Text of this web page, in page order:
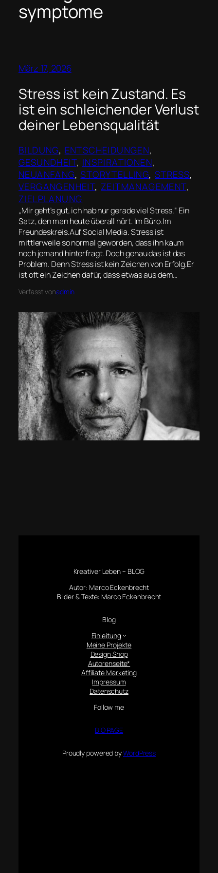
symptome
März 17, 2026
Stress ist kein Zustand. Es
ist ein schleichender Verlust
deiner Lebensqualität
BILDUNG, ENTSCHEIDUNGEN
GESUNDHEIT, INSPIRATIONEN
NEUANFANG, STORYTELLING, STRESS
VERGANGENHEIT, ZEITMANAGEMENT
ZIELPLANUNG
„Mir geht’s gut, ich hab nur gerade viel Stress.“ Ein
Satz, den man heute überall hört. Im Büro.Im
Freundeskreis.Auf Social Media. Stress ist
mittlerweile so normal geworden, dass ihn kaum
noch jemand hinterfragt. Doch genau das ist das
Problem. Denn Stress ist kein Zeichen von Erfolg.Er
ist oft ein Zeichen dafür, dass etwas aus dem…
Verfasst vonadmin
Kreativer Leben – BLOG
Autor: Marco Eckenbrecht
Bilder & Texte: Marco Eckenbrecht
Blog
Einleitung
Meine Projekte
Design Shop
Autorenseite*
Affiliate Marketing
Impressum
Datenschutz
Follow me
BIO PAGE
Proudly powered byWordPress